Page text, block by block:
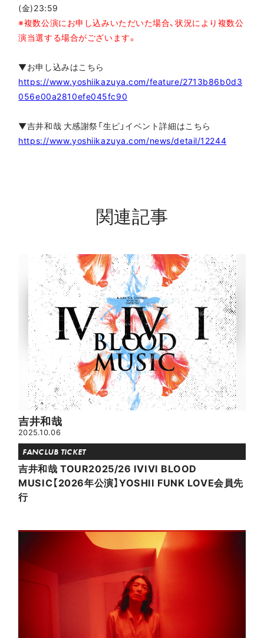
(金)23:59
※複数公演にお申し込みいただいた場合、状況により複数公
演当選する場合がございます。
▼お申し込みはこちら
https://www.yoshiikazuya.com/feature/2713b86b0d3
056e00a2810efe045fc90
▼吉井和哉 大感謝祭「生ピ」イベント詳細はこちら
https://www.yoshiikazuya.com/news/detail/12244
関連記事
吉井和哉
2025.10.06
FANCLUB TICKET
吉井和哉 TOUR2025/26 IVIVI BLOOD
MUSIC【2026年公演】​​YOSHII FUNK LOVE会員先
行